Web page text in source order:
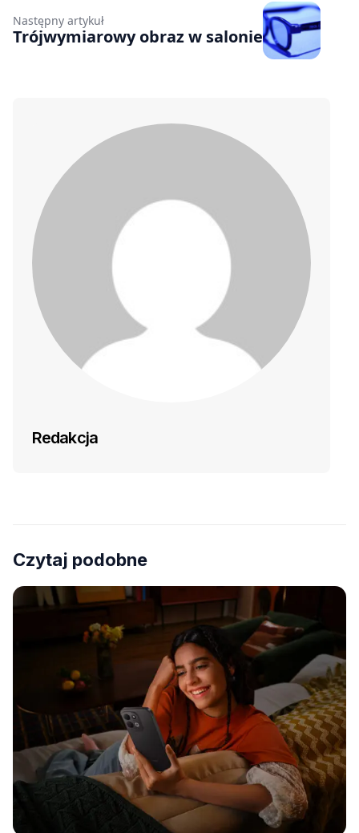
Następny artykuł
Trójwymiarowy obraz w salonie
Redakcja
Czytaj podobne